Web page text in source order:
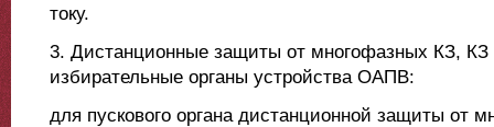
току.
3. Дистанционные защиты от многофазных КЗ,
избирательные органы устройства ОАПВ:
для пускового органа дистанционной защиты от